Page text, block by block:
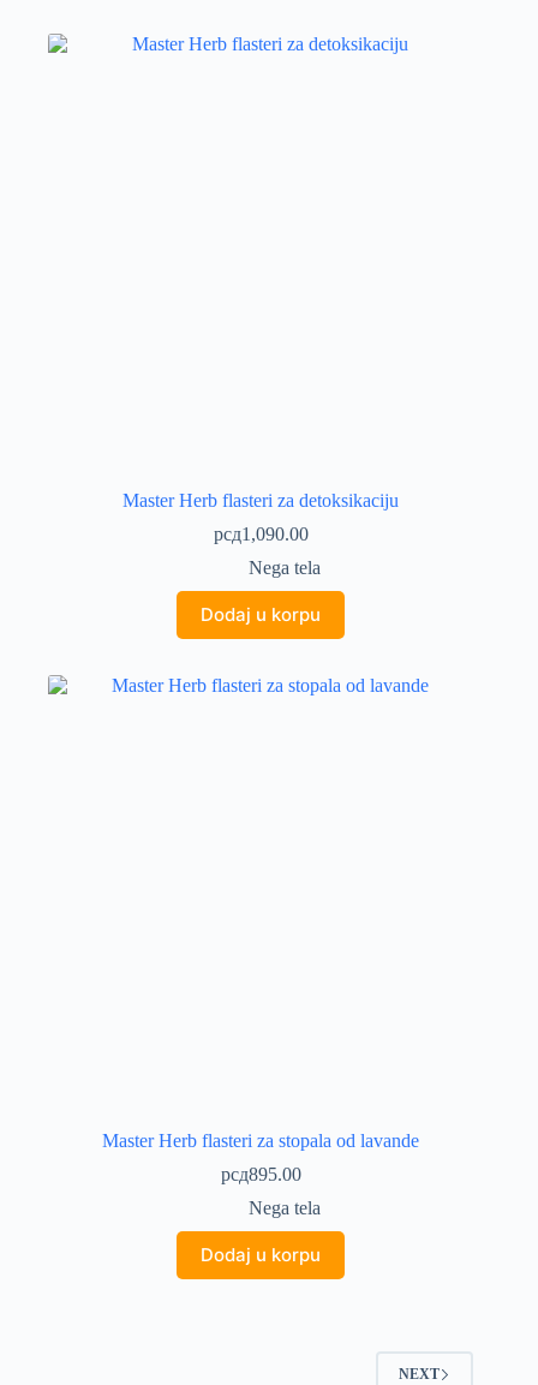
Master Herb flasteri za detoksikaciju
рсд1,090.00
Nega tela
Dodaj u korpu
Master Herb flasteri za stopala od lavande
рсд895.00
Nega tela
Dodaj u korpu
NEXT